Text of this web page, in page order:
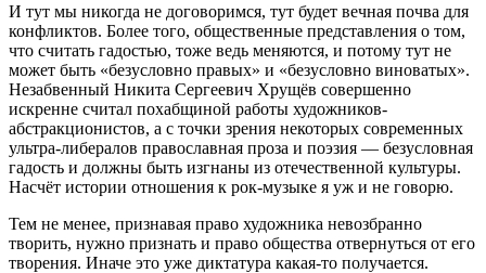
И тут мы никогда не договоримся, тут будет вечная почва для
конфликтов. Более того, общественные представления о том,
что считать гадостью, тоже ведь меняются, и потому тут не
может быть «безусловно правых» и «безусловно виноватых».
Незабвенный Никита Сергеевич Хрущёв совершенно
искренне считал похабщиной работы художников-
абстракционистов, а с точки зрения некоторых современных
ультра-либералов православная проза и поэзия — безусловная
гадость и должны быть изгнаны из отечественной культуры.
Насчёт истории отношения к рок-музыке я уж и не говорю.
Тем не менее, признавая право художника невозбранно
творить, нужно признать и право общества отвернуться от его
творения. Иначе это уже диктатура какая-то получается.